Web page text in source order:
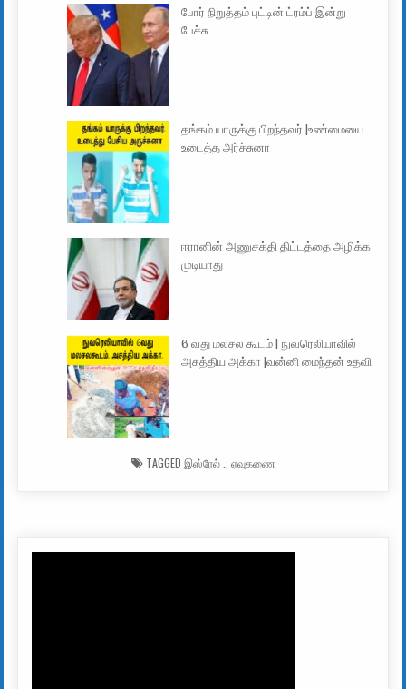
போர் நிறுத்தம் புட்டின் ட்ரம்ப் இன்று
பேச்சு
தங்கம் யாருக்கு பிறந்தவர் |உண்மையை
உடைத்த அர்ச்சுனா
ஈரானின் அணுசக்தி திட்டத்தை அழிக்க
முடியாது
6 வது மலசல கூடம் | நுவரெலியாவில்
அசத்திய அக்கா |வன்னி மைந்தன் உதவி
TAGGED இஸ்ரேல் . ஏவுகணை